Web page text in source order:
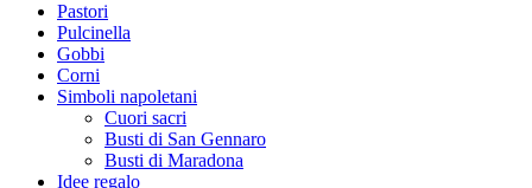
Pastori
Pulcinella
Gobbi
Corni
Simboli napoletani
Cuori sacri
Busti di San Gennaro
Busti di Maradona
Idee regalo